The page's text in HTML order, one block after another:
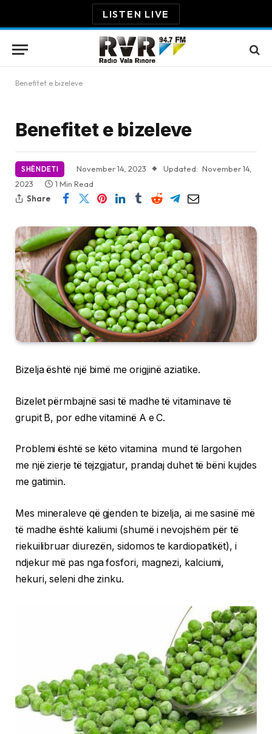
LISTEN LIVE
Benefitet e bizeleve
Benefitet e bizeleve
SHËNDETI November 14, 2023 Updated: November 14,
2023
1 Min Read
Share
Bizelja është një bimë me origjinë aziatike.
Bizelet përmbajnë sasi të madhe të vitaminave të
grupit B, por edhe vitaminë A e C.
Problemi është se këto vitamina mund të largohen
me një zierje të tejzgjatur, prandaj duhet të bëni kujdes
me gatimin.
Mes mineraleve që gjenden te bizelja, ai me sasinë më
të madhe është kaliumi (shumë i nevojshëm për të
riekuilibruar diurezën, sidomos te kardiopatikët), i
ndjekur më pas nga fosfori, magnezi, kalciumi,
hekuri, seleni dhe zinku.